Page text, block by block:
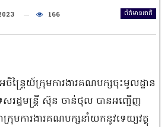
ព័ត៌មានជាតិ
166
ន្ត្រៃយ៍ក្រុមការងារគណបក្សចុះមូលដ្ឋាន
រដ្ឋមន្ត្រី ស៊ុន ចាន់ថុល បានអញ្ជើញ
មការងារគណបក្សនាំយកនូវទេយ្យវត្ថុ